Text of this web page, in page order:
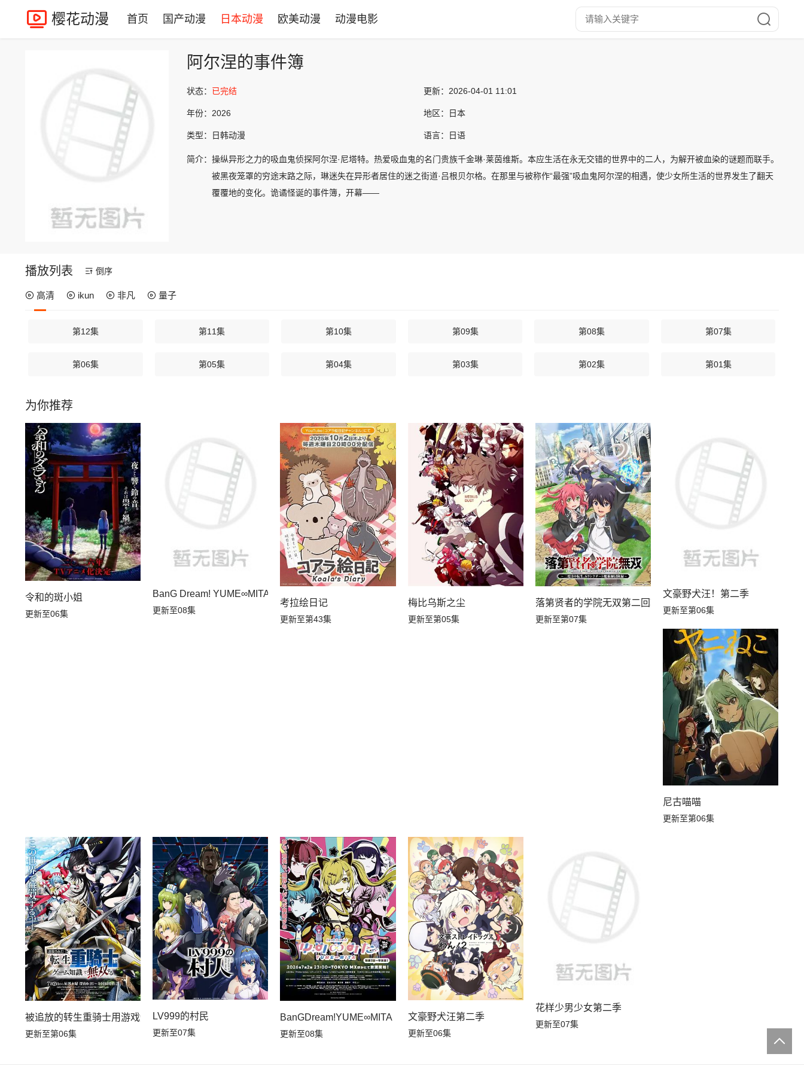
樱花动漫 首页 国产动漫 日本动漫 欧美动漫 动漫电影
阿尔涅的事件簿
状态： 已完结 更新： 2026-04-01 11:01
年份： 2026 地区： 日本
类型： 日韩动漫 语言： 日语
简介： 操纵异形之力的吸血鬼侦探阿尔涅·尼塔特。热爱吸血鬼的名门贵族千金琳·莱茵维斯。本应生活在永无交错的世界中的二人，为解开被血染的谜题而联手。
被黑夜笼罩的穷途末路之际，琳迷失在异形者居住的迷之街道·吕根贝尔格。在那里与被称作“最强”吸血鬼阿尔涅的相遇，使少女所生活的世界发生了翻天
覆覆地的变化。诡谲怪诞的事件簿，开幕——
播放列表 倒序
高清 ikun 非凡 量子
第12集 第11集 第10集 第09集 第08集 第07集
第06集 第05集 第04集 第03集 第02集 第01集
为你推荐
令和的斑小姐
更新至06集
BanG Dream! YUME∞MITA
更新至08集
考拉绘日记
更新至第43集
梅比乌斯之尘
更新至第05集
落第贤者的学院无双第二回转生，S等级作弊魔术师冒险记
更新至第07集
文豪野犬汪！第二季
更新至第06集
尼古喵喵
更新至第06集
被追放的转生重骑士用游戏知识开无双
更新至第06集
LV999的村民
更新至07集
BanGDream!YUME∞MITA
更新至08集
文豪野犬汪第二季
更新至06集
花样少男少女第二季
更新至07集